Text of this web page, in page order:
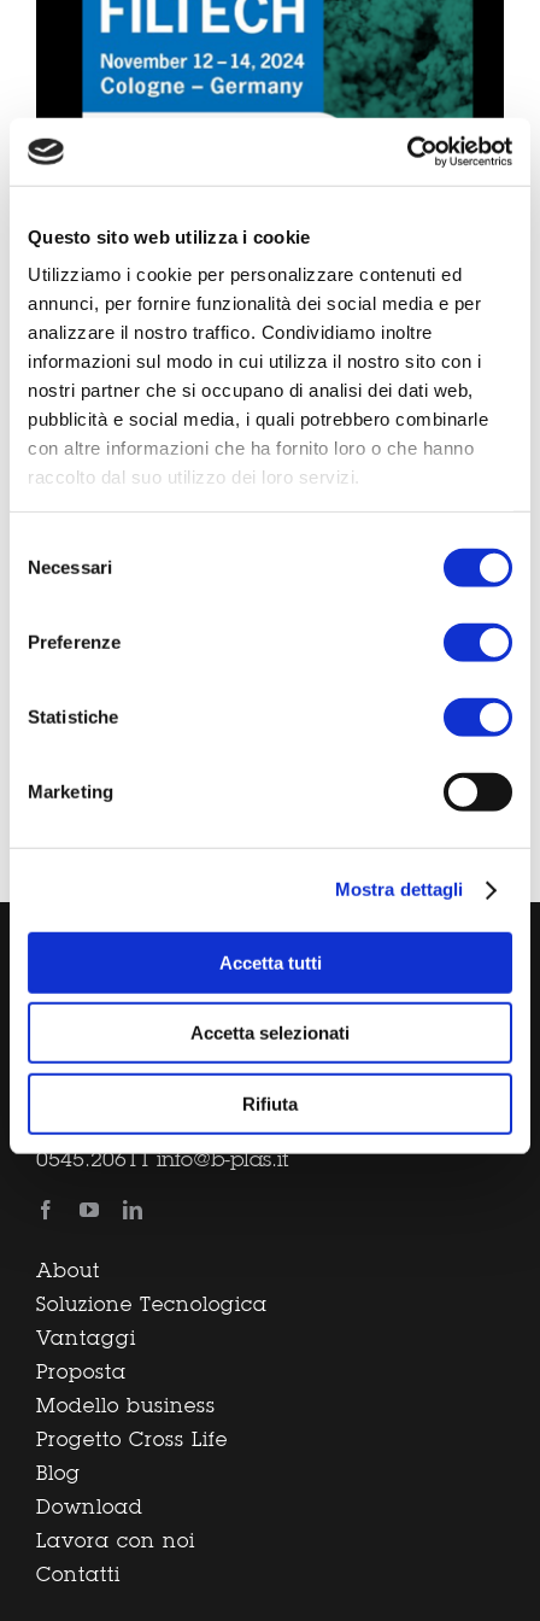
Questo sito web utilizza i cookie
Utilizziamo i cookie per personalizzare contenuti ed
annunci, per fornire funzionalità dei social media e per
analizzare il nostro traffico. Condividiamo inoltre
informazioni sul modo in cui utilizza il nostro sito con i
nostri partner che si occupano di analisi dei dati web,
pubblicità e social media, i quali potrebbero combinarle
con altre informazioni che ha fornito loro o che hanno
raccolto dal suo utilizzo dei loro servizi.
delNecessari
Preferenze
Statistiche
Marketing
Mostra dettagli
Accetta tutti
Accetta selezionati
Rifiuta
Progetto Cross Life
Contatti
Vai a Diemme Filtration
Dal 12 al 14 novembre saremo al FILTECH
Exhibition, in Germania.
👉 Stand B16, Hall 8
👨‍🏫 Presentazione di Daniele Pirini: “Study of
the effect of temperature and residence time in
hidrotermal condition on the filterability of
biological sludge through a filter press” 📅
Pressure and Press Filtration | 13 Nov., 09:00 –
Vi aspettiamo per mostrarvi le nostre soluzioni
tecnologiche!
0545.20611 info@b-plas.it
About
Soluzione Tecnologica
Vantaggi
Proposta
Modello business
Progetto Cross Life
Blog
Download
Lavora con noi
Contatti